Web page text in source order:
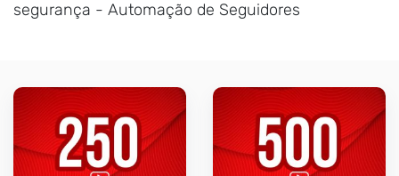
segurança - Automação de Seguidores